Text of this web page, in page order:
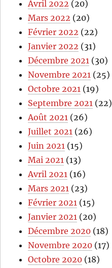
Avril 2022 (20)
Mars 2022 (20)
Février 2022 (22)
Janvier 2022 (31)
Décembre 2021 (30)
Novembre 2021 (25)
Octobre 2021 (19)
Septembre 2021 (22)
Août 2021 (26)
Juillet 2021 (26)
Juin 2021 (15)
Mai 2021 (13)
Avril 2021 (16)
Mars 2021 (23)
Février 2021 (15)
Janvier 2021 (20)
Décembre 2020 (18)
Novembre 2020 (17)
Octobre 2020 (18)